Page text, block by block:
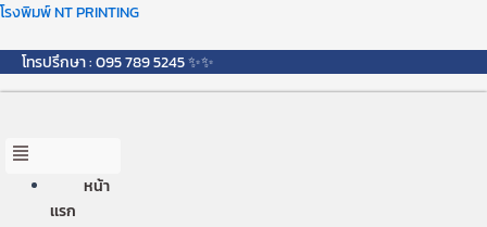
Skip
content
โรงพิมพ์ NT PRINTING
โทรปรึกษา : 095 789 5245 ✨✨
Menu
หน้า
เเรก